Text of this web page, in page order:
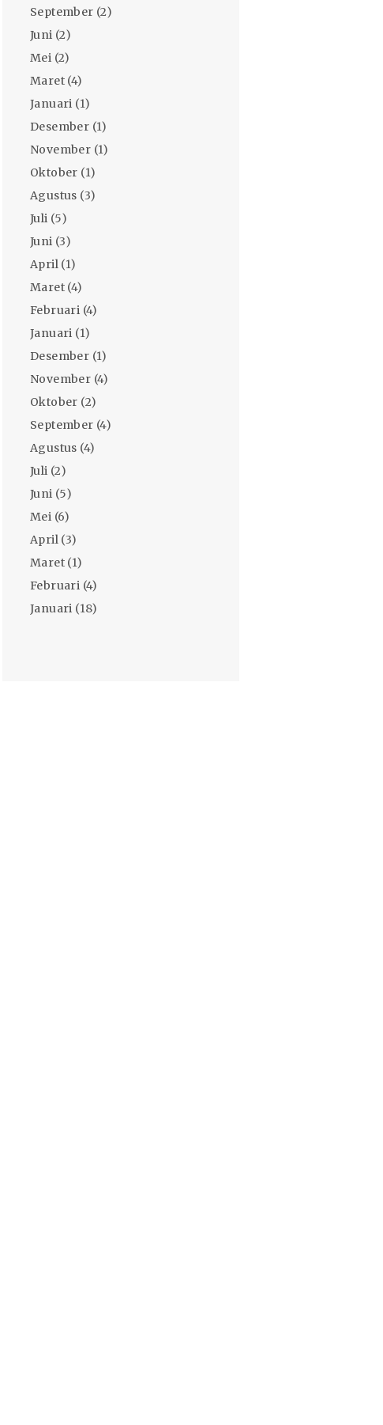
September (2)
Juni (2)
Mei (2)
Maret (4)
Januari (1)
Desember (1)
November (1)
Oktober (1)
Agustus (3)
Juli (5)
Juni (3)
April (1)
Maret (4)
Februari (4)
Januari (1)
Desember (1)
November (4)
Oktober (2)
September (4)
Agustus (4)
Juli (2)
Juni (5)
Mei (6)
April (3)
Maret (1)
Februari (4)
Januari (18)